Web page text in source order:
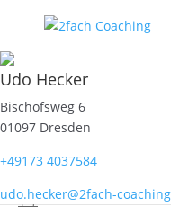
Udo Hecker
Bischofsweg 6
01097 Dresden
+49173 4037584
udo.hecker@2fach-